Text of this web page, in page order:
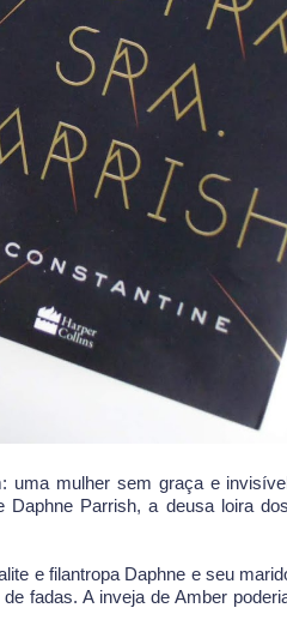
uma mulher sem graça e
Parrish, a deusa loira
e filantropa Daphne e seu
fadas. A inveja de Amber